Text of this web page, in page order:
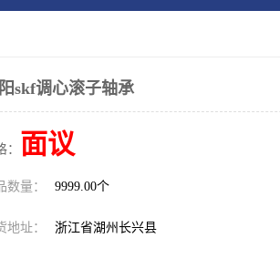
skf调心滚子轴承
： 面议
数量： 9999.00个
地址： 浙江省湖州长兴县